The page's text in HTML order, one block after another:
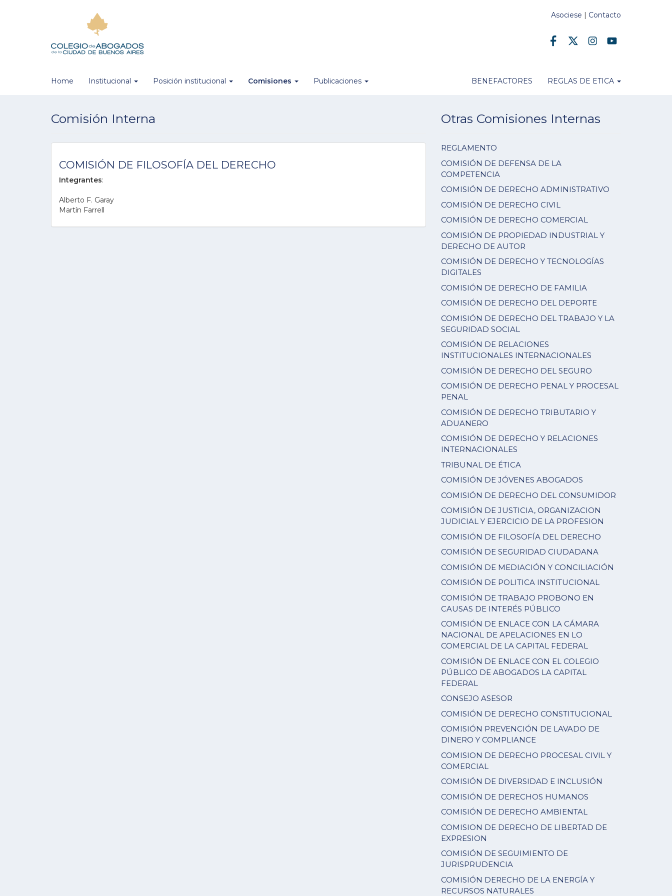
Asociese | Contacto
Home Institucional Posición institucional Comisiones Publicaciones BENEFACTORES REGLAS DE ETICA
Comisión Interna
COMISIÓN DE FILOSOFÍA DEL DERECHO
Integrantes:
Alberto F. Garay
Martín Farrell
Otras Comisiones Internas
REGLAMENTO
COMISIÓN DE DEFENSA DE LA
COMPETENCIA
COMISIÓN DE DERECHO ADMINISTRATIVO
COMISIÓN DE DERECHO CIVIL
COMISIÓN DE DERECHO COMERCIAL
COMISIÓN DE PROPIEDAD INDUSTRIAL Y
DERECHO DE AUTOR
COMISIÓN DE DERECHO Y TECNOLOGÍAS
DIGITALES
COMISIÓN DE DERECHO DE FAMILIA
COMISIÓN DE DERECHO DEL DEPORTE
COMISIÓN DE DERECHO DEL TRABAJO Y LA
SEGURIDAD SOCIAL
COMISIÓN DE RELACIONES
INSTITUCIONALES INTERNACIONALES
COMISIÓN DE DERECHO DEL SEGURO
COMISIÓN DE DERECHO PENAL Y PROCESAL
PENAL
COMISIÓN DE DERECHO TRIBUTARIO Y
ADUANERO
COMISIÓN DE DERECHO Y RELACIONES
INTERNACIONALES
TRIBUNAL DE ÉTICA
COMISIÓN DE JÓVENES ABOGADOS
COMISIÓN DE DERECHO DEL CONSUMIDOR
COMISIÓN DE JUSTICIA, ORGANIZACION
JUDICIAL Y EJERCICIO DE LA PROFESION
COMISIÓN DE FILOSOFÍA DEL DERECHO
COMISIÓN DE SEGURIDAD CIUDADANA
COMISIÓN DE MEDIACIÓN Y CONCILIACIÓN
COMISIÓN DE POLITICA INSTITUCIONAL
COMISIÓN DE TRABAJO PROBONO EN
CAUSAS DE INTERÉS PÚBLICO
COMISIÓN DE ENLACE CON LA CÁMARA
NACIONAL DE APELACIONES EN LO
COMERCIAL DE LA CAPITAL FEDERAL
COMISIÓN DE ENLACE CON EL COLEGIO
PÚBLICO DE ABOGADOS LA CAPITAL
FEDERAL
CONSEJO ASESOR
COMISIÓN DE DERECHO CONSTITUCIONAL
COMISIÓN PREVENCIÓN DE LAVADO DE
DINERO Y COMPLIANCE
COMISION DE DERECHO PROCESAL CIVIL Y
COMERCIAL
COMISIÓN DE DIVERSIDAD E INCLUSIÓN
COMISIÓN DE DERECHOS HUMANOS
COMISIÓN DE DERECHO AMBIENTAL
COMISION DE DERECHO DE LIBERTAD DE
EXPRESION
COMISIÓN DE SEGUIMIENTO DE
JURISPRUDENCIA
COMISIÓN DERECHO DE LA ENERGÍA Y
RECURSOS NATURALES